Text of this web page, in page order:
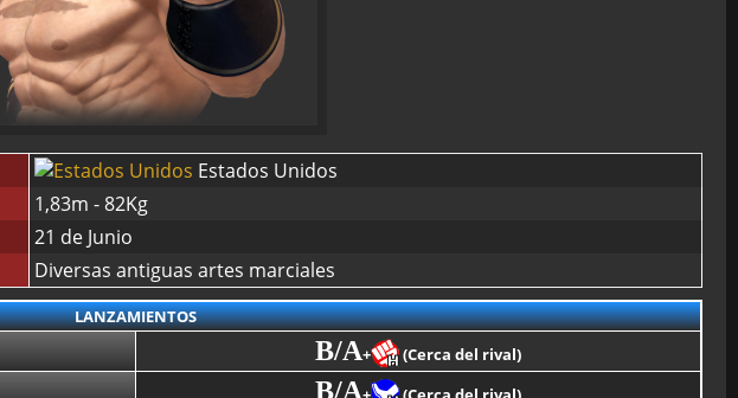
Estados Unidos
1,83m - 82Kg
21 de Junio
Diversas antiguas artes marciales
LANZAMIENTOS
B/A+
(Cerca del rival)
B/A